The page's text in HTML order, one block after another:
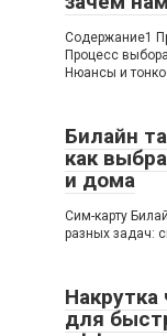
Содержание1
Процесс
Нюансы и
Билайн
как
и дома
Сим-карту
разных задач:
для